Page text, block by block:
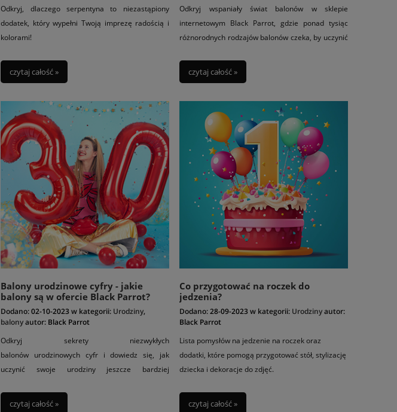
Odkryj, dlaczego serpentyna to niezastąpiony
dodatek, który wypełni Twoją imprezę radością i
kolorami!
czytaj całość »
Odkryj wspaniały świat balonów w sklepie
internetowym Black Parrot, gdzie ponad tysiąc
różnorodnych rodzajów balonów czeka, by uczynić
czytaj całość »
Balony urodzinowe cyfry - jakie
balony są w ofercie Black Parrot?
Dodano:02-10-2023w kategorii: Urodziny,
balonyautor: Black Parrot
Odkryj sekrety niezwykłych
balonów urodzinowych cyfr i dowiedz się, jak
uczynić swoje urodziny jeszcze bardziej
czytaj całość »
Co przygotować na roczek do
jedzenia?
Dodano:28-09-2023w kategorii: Urodzinyautor:
Black Parrot
Lista pomysłów na jedzenie na roczek oraz
dodatki, które pomogą przygotować stół, stylizację
dziecka i dekoracje do zdjęć.
czytaj całość »